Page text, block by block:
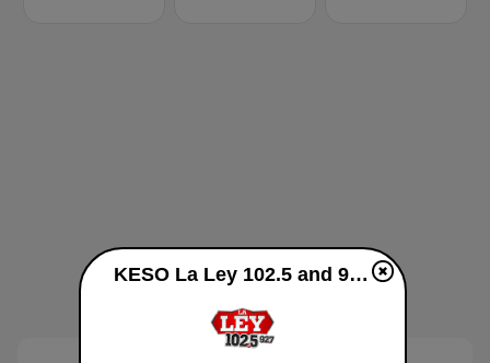
KESO La Ley 102.5 and 92.7 FM en vivo